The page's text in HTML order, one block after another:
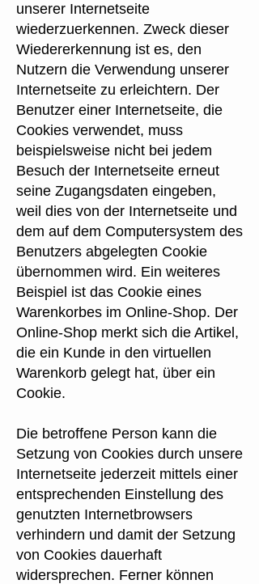
unserer Internetseite
wiederzuerkennen. Zweck dieser
Wiedererkennung ist es, den
Nutzern die Verwendung unserer
Internetseite zu erleichtern. Der
Benutzer einer Internetseite, die
Cookies verwendet, muss
beispielsweise nicht bei jedem
Besuch der Internetseite erneut
seine Zugangsdaten eingeben,
weil dies von der Internetseite und
dem auf dem Computersystem des
Benutzers abgelegten Cookie
übernommen wird. Ein weiteres
Beispiel ist das Cookie eines
Warenkorbes im Online-Shop. Der
Online-Shop merkt sich die Artikel,
die ein Kunde in den virtuellen
Warenkorb gelegt hat, über ein
Cookie.
Die betroffene Person kann die
Setzung von Cookies durch unsere
Internetseite jederzeit mittels einer
entsprechenden Einstellung des
genutzten Internetbrowsers
verhindern und damit der Setzung
von Cookies dauerhaft
widersprechen. Ferner können